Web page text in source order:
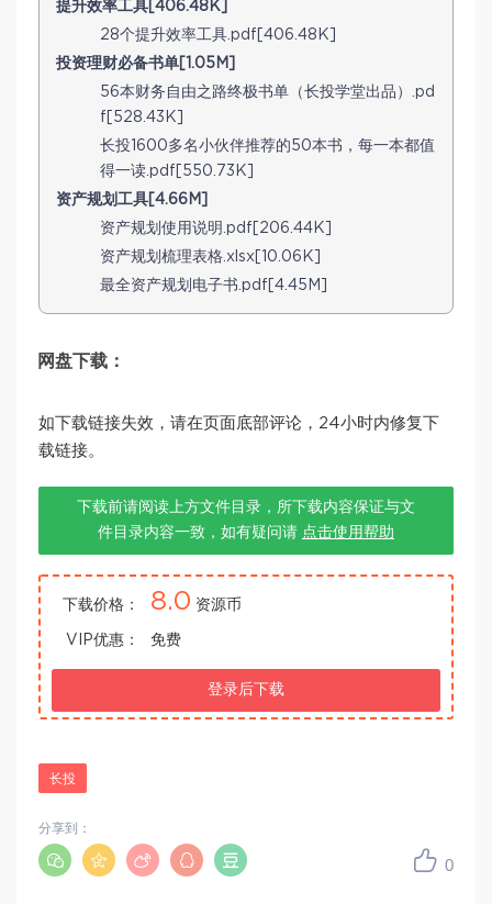
提升效率工具[406.48K]
28个提升效率工具.pdf[406.48K]
投资理财必备书单[1.05M]
56本财务自由之路终极书单（长投学堂出品）.pd
f[528.43K]
长投1600多名小伙伴推荐的50本书，每一本都值
得一读.pdf[550.73K]
资产规划工具[4.66M]
资产规划使用说明.pdf[206.44K]
资产规划梳理表格.xlsx[10.06K]
最全资产规划电子书.pdf[4.45M]
网盘下载：
如下载链接失效，请在页面底部评论，24小时内修复下
载链接。
下载前请阅读上方文件目录，所下载内容保证与文
件目录内容一致，如有疑问请 点击使用帮助
下载价格： 8.0 资源币
VIP优惠： 免费
登录后下载
长投
0
分享到：